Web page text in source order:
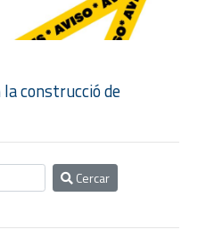
construcció de
Cercar